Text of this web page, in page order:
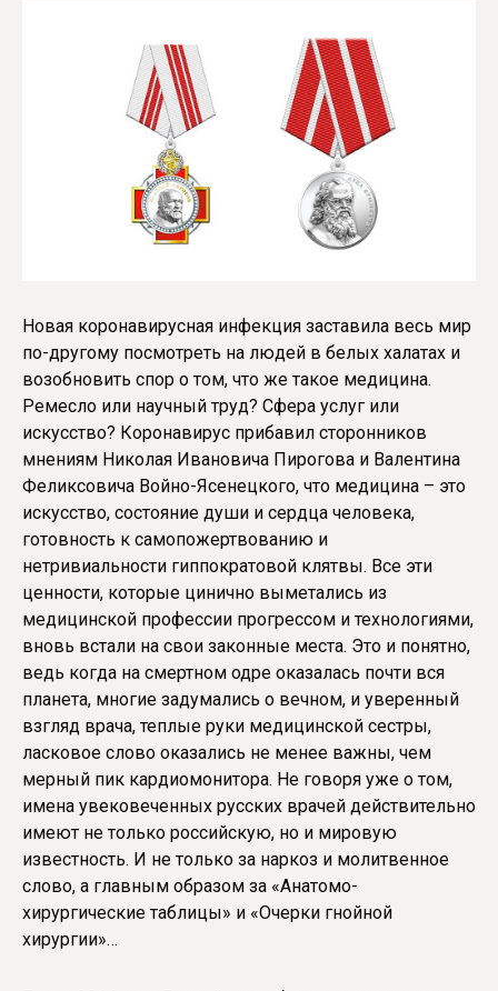
Новая коронавирусная инфекция заставила весь мир
по-другому посмотреть на людей в белых халатах и
возобновить спор о том, что же такое медицина.
Ремесло или научный труд? Сфера услуг или
искусство? Коронавирус прибавил сторонников
мнениям Николая Ивановича Пирогова и Валентина
Феликсовича Войно-Ясенецкого, что медицина – это
искусство, состояние души и сердца человека,
готовность к самопожертвованию и
нетривиальности гиппократовой клятвы. Все эти
ценности, которые цинично выметались из
медицинской профессии прогрессом и технологиями,
вновь встали на свои законные места. Это и понятно,
ведь когда на смертном одре оказалась почти вся
планета, многие задумались о вечном, и уверенный
взгляд врача, теплые руки медицинской сестры,
ласковое слово оказались не менее важны, чем
мерный пик кардиомонитора. Не говоря уже о том,
имена увековеченных русских врачей действительно
имеют не только российскую, но и мировую
известность. И не только за наркоз и молитвенное
слово, а главным образом за «Анатомо-
хирургические таблицы» и «Очерки гнойной
хирургии»…